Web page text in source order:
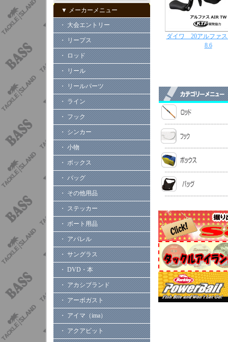
▼ メーカーメニュー
・ 大会エントリー
・ リープス
・ ロッド
・ リール
・ リールパーツ
・ ライン
・ フック
・ シンカー
・ 小物
・ ボックス
・ バッグ
・ その他用品
・ ステッカー
・ ボート用品
・ アパレル
・ サングラス
・ DVD・本
・ アカシブランド
・ アーボガスト
・ アイマ（ima）
・ アクアビット
ダイワ 20アルファス
8.6